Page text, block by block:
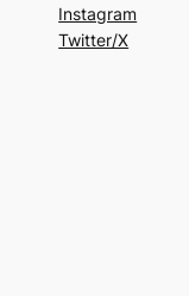
Instagram
Twitter/X